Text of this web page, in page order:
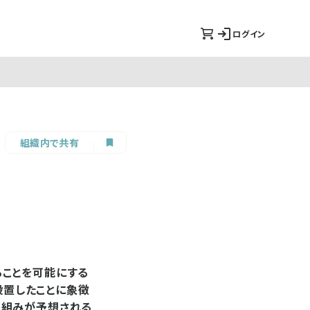
ログイン
組織内で共有
とを可能にする
したことに象徴
みが予想される